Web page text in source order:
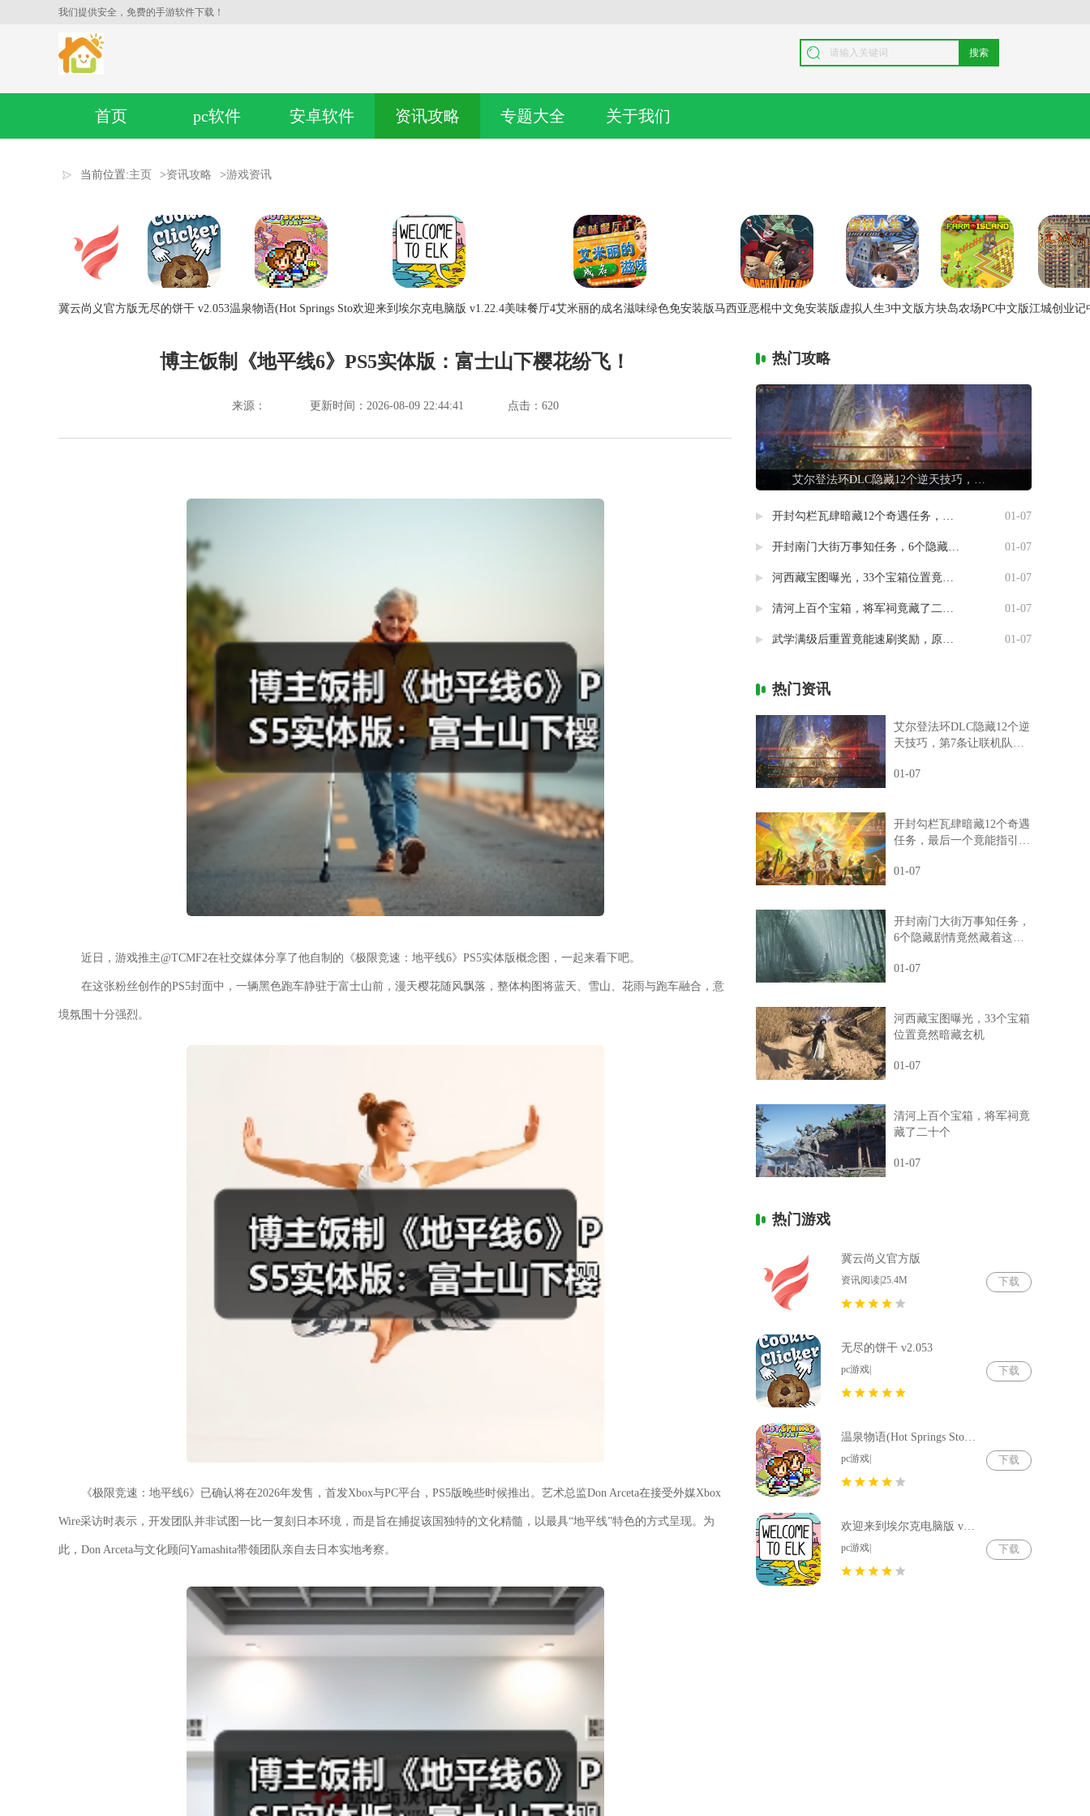
我们提供安全，免费的手游软件下载！
搜索
首页 pc软件 安卓软件 资讯攻略 专题大全 关于我们
当前位置:主页 >资讯攻略 >游戏资讯
冀云尚义官方版无尽的饼干 v2.053温泉物语(Hot Springs Sto欢迎来到埃尔克电脑版 v1.22.4美味餐厅4艾米丽的成名滋味绿色免安装版马西亚恶棍中文免安装版 虚拟人生3中文版方块岛农场PC中文版江城创业记
博主饭制《地平线6》PS5实体版：富士山下樱花纷飞！
来源： 更新时间：2026-08-09 22:44:41 点击： 620
近日，游戏推主@TCMF2在社交媒体分享了他自制的《极限竞速：地平线6》PS5实体版概念图，一起来看下吧。
在这张粉丝创作的PS5封面中，一辆黑色跑车静驻于富士山前，漫天樱花随风飘落，整体构图将蓝天、雪山、花雨与跑车融合，意
境氛围十分强烈。
《极限竞速：地平线6》已确认将在2026年发售，首发Xbox与PC平台，PS5版晚些时候推出。艺术总监Don Arceta在接受外媒Xbox
Wire采访时表示，开发团队并非试图一比一复刻日本环境，而是旨在捕捉该国独特的文化精髓，以最具“地平线”特色的方式呈现。为
此，Don Arceta与文化顾问Yamashita带领团队亲自去日本实地考察。
热门攻略
艾尔登法环DLC隐藏12个逆天技巧，第7条让联机队友惊掉下巴
开封勾栏瓦肆暗藏12个奇遇任务，最后一个竟能指引人生方向 01-07
开封南门大街万事知任务，6个隐藏剧情竟然藏着这样的秘密 01-07
河西藏宝图曝光，33个宝箱位置竟然暗藏玄机 01-07
清河上百个宝箱，将军祠竟藏了二十个 01-07
武学满级后重置竟能速刷奖励，原来流派挑战有这种捷径 01-07
热门资讯
艾尔登法环DLC隐藏12个逆
天技巧，第7条让联机队友
01-07
开封勾栏瓦肆暗藏12个奇遇
任务，最后一个竟能指引人
01-07
开封南门大街万事知任务，
6个隐藏剧情竟然藏着这样
01-07
河西藏宝图曝光，33个宝箱
位置竟然暗藏玄机
01-07
清河上百个宝箱，将军祠竟
藏了二十个
01-07
热门游戏
冀云尚义官方版
资讯阅读|25.4M 下载
无尽的饼干 v2.053
pc游戏| 下载
温泉物语(Hot Springs Story) v2.79
pc游戏| 下载
欢迎来到埃尔克电脑版 v1.22.4
pc游戏| 下载